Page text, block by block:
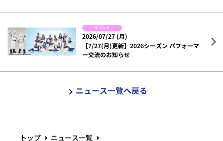
イベント
2026/07/27 (月)
【7/27(月)更新】2026シーズン パフォーマ
ー交流のお知らせ
ニュース一覧へ戻る
トップ ニュース一覧